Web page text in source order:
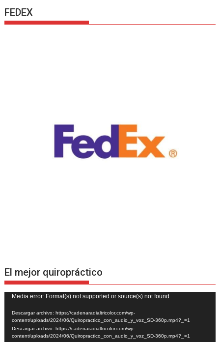
FEDEX
El mejor quiropráctico
Reproductor
de
vídeo
Media error: Format(s) not supported or source(s) not found
Descargar archivo: https://cadenaradialtricolor.com/wp-
content/uploads/2024/06/Quiropractico_con_audio_y_voz_SD-360p.mp4?_=1
Descargar archivo: https://cadenaradialtricolor.com/wp-
content/uploads/2024/06/Quiropractico_con_audio_y_voz_SD-360p.mp4?_=1